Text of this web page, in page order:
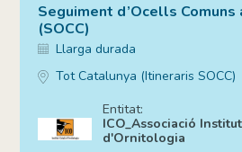
Seguiment d’Ocells Comuns
(SOCC)
Llarga durada
Tot Catalunya (Itineraris SOCC)
Entitat:
ICO_Associació
d'Ornitologia